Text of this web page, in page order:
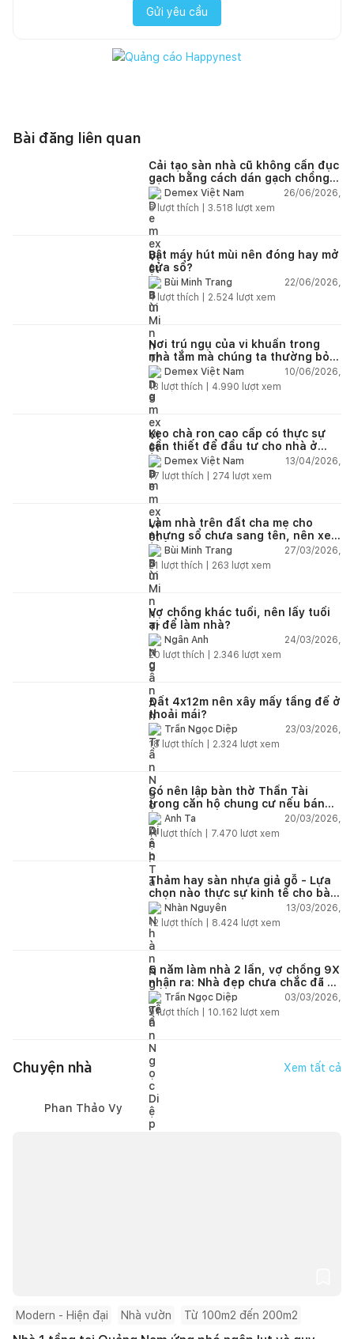
Gửi yêu cầu
Bài đăng liên quan
Cải tạo sàn nhà cũ không cần đục
gạch bằng cách dán gạch chồng
gạch có được không?
Demex Việt Nam
26/06/2026,
8lượt thích | 3.518 lượt xem
Bật máy hút mùi nên đóng hay mở
cửa sổ?
Bùi Minh Trang
22/06/2026,
4lượt thích | 2.524 lượt xem
Nơi trú ngụ của vi khuẩn trong
nhà tắm mà chúng ta thường bỏ
quaDemex Việt Nam
10/06/2026,
13 lượt thích | 4.990 lượt xem
Keo chà ron cao cấp có thực sự
cần thiết để đầu tư cho nhà ở
dân dụng?
Demex Việt Nam
13/04/2026,
17 lượt thích | 274 lượt xem
Làm nhà trên đất cha mẹ cho
nhưng sổ chưa sang tên, nên xem
tuổi ai?
Bùi Minh Trang
27/03/2026,
21
lượt thích | 263 lượt xem
Vợ chồng khác tuổi, nên lấy tuổi
ai để làm nhà?
Ngân Anh
24/03/2026,
20 lượt thích | 2.346 lượt xem
Đất 4x12m nên xây mấy tầng để ở
thoải mái?
Trần Ngọc Diệp
23/03/2026,
18 lượt thích | 2.324 lượt xem
Có nên lập bàn thờ Thần Tài
trong căn hộ chung cư nếu bán
hàng online?
Anh Ta
20/03/2026,
11lượt thích | 7.470 lượt xem
Thảm hay sàn nhựa giả gỗ - Lựa
chọn nào thực sự kinh tế cho bài
toán lâu dài?
Nhàn Nguyễn
13/03/2026,
12 lượt thích | 8.424 lượt xem
5 năm làm nhà 2 lần, vợ chồng 9X
nhận ra: Nhà đẹp chưa chắc đã dễ
sống!Trần Ngọc Diệp
03/03/2026,
9lượt thích | 10.162 lượt xem
Chuyện nhà Xem tất cả
Phan Thảo Vy
Modern - Hiện đại Nhà vườn Từ 100m2 đến 200m2